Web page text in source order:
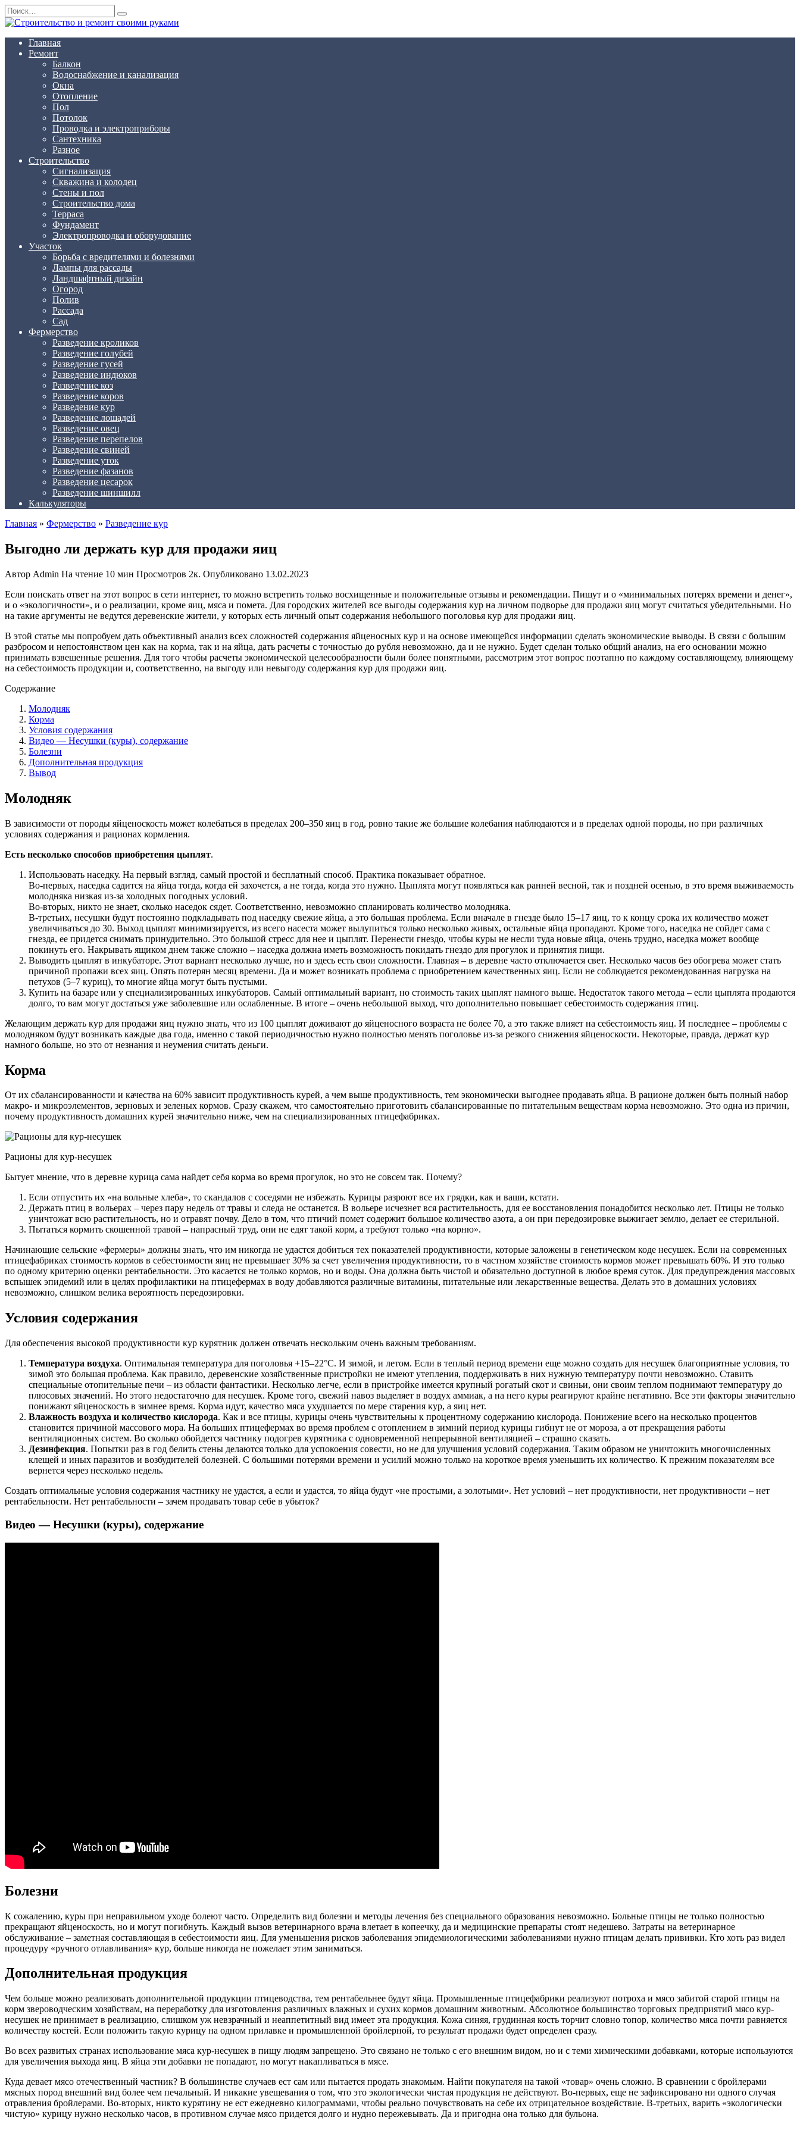
Перейти
к
содержанию
Search
for:
Главная
Ремонт
Балкон
Водоснабжение и канализация
Окна
Отопление
Пол
Потолок
Проводка и электроприборы
Сантехника
Разное
Строительство
Сигнализация
Скважина и колодец
Стены и пол
Строительство дома
Терраса
Фундамент
Электропроводка и оборудование
Участок
Борьба с вредителями и болезнями
Лампы для рассады
Ландшафтный дизайн
Огород
Полив
Рассада
Сад
Фермерство
Разведение кроликов
Разведение голубей
Разведение гусей
Разведение индюков
Разведение коз
Разведение коров
Разведение кур
Разведение лошадей
Разведение овец
Разведение перепелов
Разведение свиней
Разведение уток
Разведение фазанов
Разведение цесарок
Разведение шиншилл
Калькуляторы
Главная » Фермерство » Разведение кур
Выгодно ли держать кур для продажи яиц
Автор Admin На чтение 10 мин Просмотров 2к. Опубликовано 13.02.2023
Если поискать ответ на этот вопрос в сети интернет, то можно встретить только восхищенные и положительные отзывы и рекомендации. Пишут и о «минимальных потерях времени и денег»,
и о «экологичности», и о реализации, кроме яиц, мяса и помета. Для городских жителей все выгоды содержания кур на личном подворье для продажи яиц могут считаться убедительными. Но
на такие аргументы не ведутся деревенские жители, у которых есть личный опыт содержания небольшого поголовья кур для продажи яиц.
В этой статье мы попробуем дать объективный анализ всех сложностей содержания яйценосных кур и на основе имеющейся информации сделать экономические выводы. В связи с большим
разбросом и непостоянством цен как на корма, так и на яйца, дать расчеты с точностью до рубля невозможно, да и не нужно. Будет сделан только общий анализ, на его основании можно
принимать взвешенные решения. Для того чтобы расчеты экономической целесообразности были более понятными, рассмотрим этот вопрос поэтапно по каждому составляющему, влияющему
на себестоимость продукции и, соответственно, на выгоду или невыгоду содержания кур для продажи яиц.
Содержание
Молодняк
Корма
Условия содержания
Видео — Несушки (куры), содержание
Болезни
Дополнительная продукция
Вывод
Молодняк
В зависимости от породы яйценоскость может колебаться в пределах 200–350 яиц в год, ровно такие же большие колебания наблюдаются и в пределах одной породы, но при различных
условиях содержания и рационах кормления.
Есть несколько способов приобретения цыплят.
Использовать наседку. На первый взгляд, самый простой и бесплатный способ. Практика показывает обратное.
Во-первых, наседка садится на яйца тогда, когда ей захочется, а не тогда, когда это нужно. Цыплята могут появляться как ранней весной, так и поздней осенью, в это время выживаемость
молодняка низкая из-за холодных погодных условий.
Во-вторых, никто не знает, сколько наседок сядет. Соответственно, невозможно спланировать количество молодняка.
В-третьих, несушки будут постоянно подкладывать под наседку свежие яйца, а это большая проблема. Если вначале в гнезде было 15–17 яиц, то к концу срока их количество может
увеличиваться до 30. Выход цыплят минимизируется, из всего насеста может вылупиться только несколько живых, остальные яйца пропадают. Кроме того, наседка не сойдет сама с
гнезда, ее придется снимать принудительно. Это большой стресс для нее и цыплят. Перенести гнездо, чтобы куры не несли туда новые яйца, очень трудно, наседка может вообще
покинуть его. Накрывать ящиком днем также сложно – наседка должна иметь возможность покидать гнездо для прогулок и принятия пищи.
Выводить цыплят в инкубаторе. Этот вариант несколько лучше, но и здесь есть свои сложности. Главная – в деревне часто отключается свет. Несколько часов без обогрева может стать
причиной пропажи всех яиц. Опять потерян месяц времени. Да и может возникать проблема с приобретением качественных яиц. Если не соблюдается рекомендованная нагрузка на
петухов (5–7 куриц), то многие яйца могут быть пустыми.
Купить на базаре или у специализированных инкубаторов. Самый оптимальный вариант, но стоимость таких цыплят намного выше. Недостаток такого метода – если цыплята продаются
долго, то вам могут достаться уже заболевшие или ослабленные. В итоге – очень небольшой выход, что дополнительно повышает себестоимость содержания птиц.
Желающим держать кур для продажи яиц нужно знать, что из 100 цыплят доживают до яйценосного возраста не более 70, а это также влияет на себестоимость яиц. И последнее – проблемы с
молодняком будут возникать каждые два года, именно с такой периодичностью нужно полностью менять поголовье из-за резкого снижения яйценоскости. Некоторые, правда, держат кур
намного больше, но это от незнания и неумения считать деньги.
Корма
От их сбалансированности и качества на 60% зависит продуктивность курей, а чем выше продуктивность, тем экономически выгоднее продавать яйца. В рационе должен быть полный набор
макро- и микроэлементов, зерновых и зеленых кормов. Сразу скажем, что самостоятельно приготовить сбалансированные по питательным веществам корма невозможно. Это одна из причин,
почему продуктивность домашних курей значительно ниже, чем на специализированных птицефабриках.
Рационы для кур-несушек
Бытует мнение, что в деревне курица сама найдет себя корма во время прогулок, но это не совсем так. Почему?
Если отпустить их «на вольные хлеба», то скандалов с соседями не избежать. Курицы разроют все их грядки, как и ваши, кстати.
Держать птиц в вольерах – через пару недель от травы и следа не останется. В вольере исчезнет вся растительность, для ее восстановления понадобится несколько лет. Птицы не только
уничтожат всю растительность, но и отравят почву. Дело в том, что птичий помет содержит большое количество азота, а он при передозировке выжигает землю, делает ее стерильной.
Пытаться кормить скошенной травой – напрасный труд, они не едят такой корм, а требуют только «на корню».
Начинающие сельские «фермеры» должны знать, что им никогда не удастся добиться тех показателей продуктивности, которые заложены в генетическом коде несушек. Если на современных
птицефабриках стоимость кормов в себестоимости яиц не превышает 30% за счет увеличения продуктивности, то в частном хозяйстве стоимость кормов может превышать 60%. И это только
по одному критерию оценки рентабельности. Это касается не только кормов, но и воды. Она должна быть чистой и обязательно доступной в любое время суток. Для предупреждения массовых
вспышек эпидемий или в целях профилактики на птицефермах в воду добавляются различные витамины, питательные или лекарственные вещества. Делать это в домашних условиях
невозможно, слишком велика вероятность передозировки.
Условия содержания
Для обеспечения высокой продуктивности кур курятник должен отвечать нескольким очень важным требованиям.
Температура воздуха. Оптимальная температура для поголовья +15–22°С. И зимой, и летом. Если в теплый период времени еще можно создать для несушек благоприятные условия, то
зимой это большая проблема. Как правило, деревенские хозяйственные пристройки не имеют утепления, поддерживать в них нужную температуру почти невозможно. Ставить
специальные отопительные печи – из области фантастики. Несколько легче, если в пристройке имеется крупный рогатый скот и свиньи, они своим теплом поднимают температуру до
плюсовых значений. Но этого недостаточно для несушек. Кроме того, свежий навоз выделяет в воздух аммиак, а на него куры реагируют крайне негативно. Все эти факторы значительно
понижают яйценоскость в зимнее время. Корма идут, качество мяса ухудшается по мере старения кур, а яиц нет.
Влажность воздуха и количество кислорода. Как и все птицы, курицы очень чувствительны к процентному содержанию кислорода. Понижение всего на несколько процентов
становится причиной массового мора. На больших птицефермах во время проблем с отоплением в зимний период курицы гибнут не от мороза, а от прекращения работы
вентиляционных систем. Во сколько обойдется частнику подогрев курятника с одновременной непрерывной вентиляцией – страшно сказать.
Дезинфекция. Попытки раз в год белить стены делаются только для успокоения совести, но не для улучшения условий содержания. Таким образом не уничтожить многочисленных
клещей и иных паразитов и возбудителей болезней. С большими потерями времени и усилий можно только на короткое время уменьшить их количество. К прежним показателям все
вернется через несколько недель.
Создать оптимальные условия содержания частнику не удастся, а если и удастся, то яйца будут «не простыми, а золотыми». Нет условий – нет продуктивности, нет продуктивности – нет
рентабельности. Нет рентабельности – зачем продавать товар себе в убыток?
Видео — Несушки (куры), содержание
Болезни
К сожалению, куры при неправильном уходе болеют часто. Определить вид болезни и методы лечения без специального образования невозможно. Больные птицы не только полностью
прекращают яйценоскость, но и могут погибнуть. Каждый вызов ветеринарного врача влетает в копеечку, да и медицинские препараты стоят недешево. Затраты на ветеринарное
обслуживание – заметная составляющая в себестоимости яиц. Для уменьшения рисков заболевания эпидемиологическими заболеваниями нужно птицам делать прививки. Кто хоть раз видел
процедуру «ручного отлавливания» кур, больше никогда не пожелает этим заниматься.
Дополнительная продукция
Чем больше можно реализовать дополнительной продукции птицеводства, тем рентабельнее будут яйца. Промышленные птицефабрики реализуют потроха и мясо забитой старой птицы на
корм звероводческим хозяйствам, на переработку для изготовления различных влажных и сухих кормов домашним животным. Абсолютное большинство торговых предприятий мясо кур-
несушек не принимает в реализацию, слишком уж невзрачный и неаппетитный вид имеет эта продукция. Кожа синяя, грудинная кость торчит словно топор, количество мяса почти равняется
количеству костей. Если положить такую курицу на одном прилавке и промышленной бройлерной, то результат продажи будет определен сразу.
Во всех развитых странах использование мяса кур-несушек в пищу людям запрещено. Это связано не только с его внешним видом, но и с теми химическими добавками, которые используются
для увеличения выхода яиц. В яйца эти добавки не попадают, но могут накапливаться в мясе.
Куда девает мясо отечественный частник? В большинстве случаев ест сам или пытается продать знакомым. Найти покупателя на такой «товар» очень сложно. В сравнении с бройлерами
мясных пород внешний вид более чем печальный. И никакие увещевания о том, что это экологически чистая продукция не действуют. Во-первых, еще не зафиксировано ни одного случая
отравления бройлерами. Во-вторых, никто курятину не ест ежедневно килограммами, чтобы реально почувствовать на себе их отрицательное воздействие. В-третьих, варить «экологически
чистую» курицу нужно несколько часов, в противном случае мясо придется долго и нудно пережевывать. Да и пригодна она только для бульона.